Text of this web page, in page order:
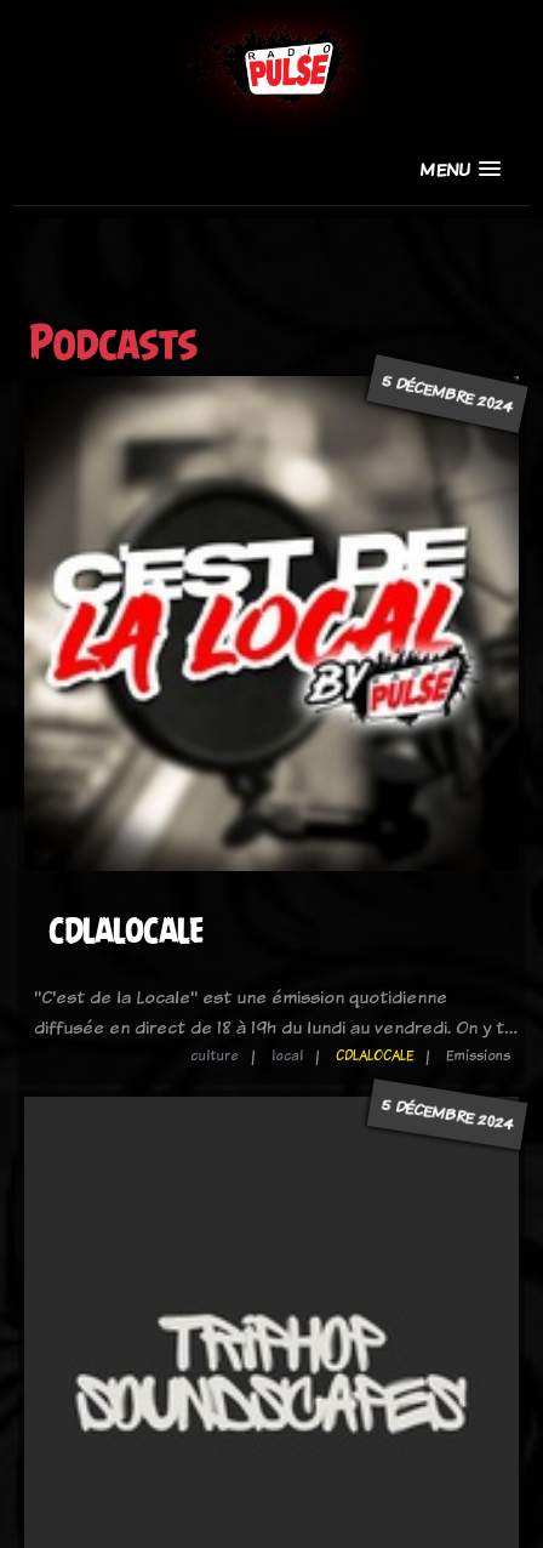
MENU
Podcasts
5 DÉCEMBRE 2024
CDLALOCALE
"C'est de la Locale" est une émission quotidienne
diffusée en direct de 18 à 19h du lundi au vendredi. On y t…
culture local CDLALOCALE Emissions
5 DÉCEMBRE 2024